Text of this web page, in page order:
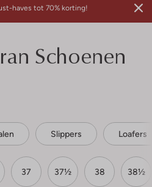
haves tot 70% korting!
Schoenen
Slippers Loafers
37 37½ 38 38½